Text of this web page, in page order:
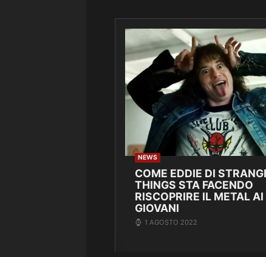
NEWS
COME EDDIE DI
THINGS STA FACENDO
RISCOPRIRE IL METAL AI
GIOVANI
1 AGOSTO 2022